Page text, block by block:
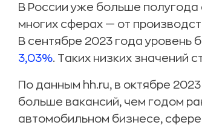
В России уже больше
многих сферах — от
В сентябре 2023 года уровень
3,03%. Таких низких значений
По данным hh.ru, в октябре
больше вакансий, чем годом
автомобильном бизнесе,